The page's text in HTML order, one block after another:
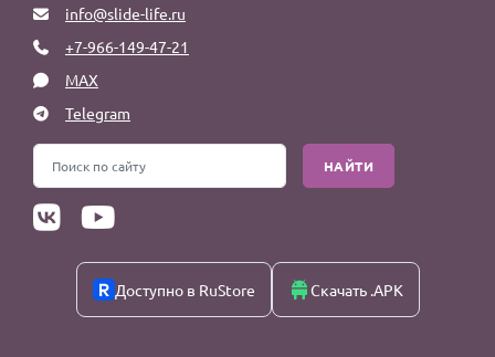
info@slide-life.ru
+7-966-149-47-21
MAX
Telegram
НАЙТИ
Доступно в RuStore Скачать .APK